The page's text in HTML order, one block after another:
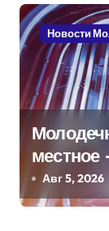
Новости
местное
Авг 5, 2026